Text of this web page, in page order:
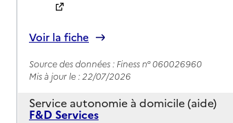
Voir la fiche
Source des données : Finess n° 060026960
Mis à jour le : 22/07/2026
Service autonomie à domicile (aide)
F&D Services